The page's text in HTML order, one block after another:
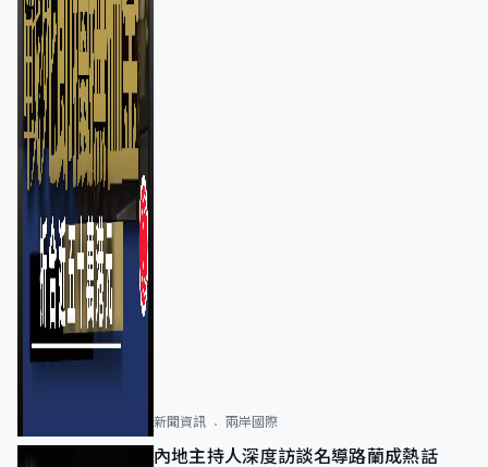
新聞資訊 兩岸國際
內地主持人深度訪談名導路蘭成熱話